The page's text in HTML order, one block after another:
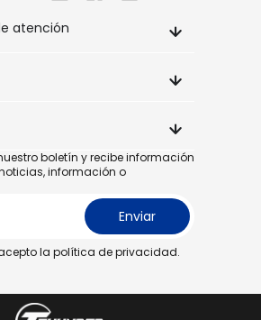
atención
boletín y recibe información
información o
la política de privacidad.
Enviar